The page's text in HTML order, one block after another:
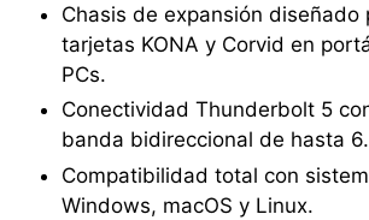
Chasis de expansión diseñado
tarjetas KONA y Corvid en
PCs.
Conectividad Thunderbolt 5
banda bidireccional de hasta
Compatibilidad total con
Windows, macOS y Linux.